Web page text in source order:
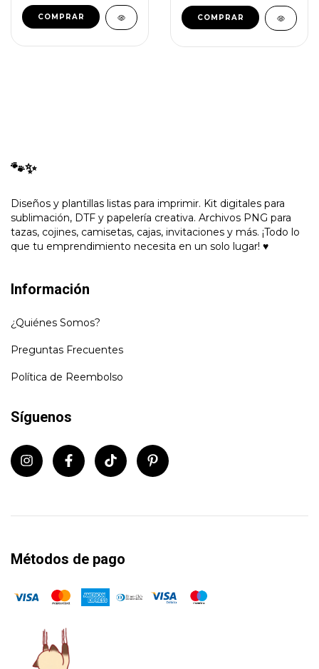
🐾✨
Diseños y plantillas listas para imprimir. Kit digitales para
sublimación, DTF y papelería creativa. Archivos PNG para
tazas, cojines, camisetas, cajas, invitaciones y más. ¡Todo lo
que tu emprendimiento necesita en un solo lugar! ♥
Información
¿Quiénes Somos?
Preguntas Frecuentes
Política de Reembolso
Síguenos
Métodos de pago